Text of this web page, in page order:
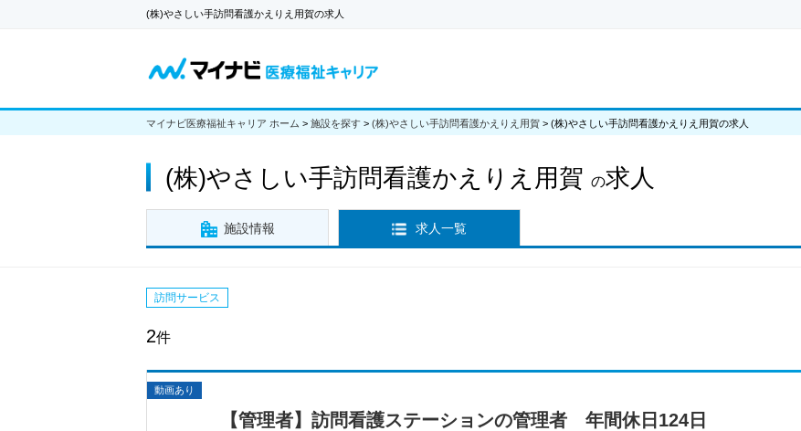
(株)やさしい手訪問看護かえりえ用賀の求人
マイナビ医療福祉キャリア ホーム > 施設を探す > (株)やさしい手訪問看護かえりえ用賀 > (株)やさしい手訪問看護かえりえ用賀の求人
(株)やさしい手訪問看護かえりえ用賀 の求人
施設情報 求人一覧
訪問サービス
2件
動画あり
【管理者】訪問看護ステーションの管理者 年間休日124日